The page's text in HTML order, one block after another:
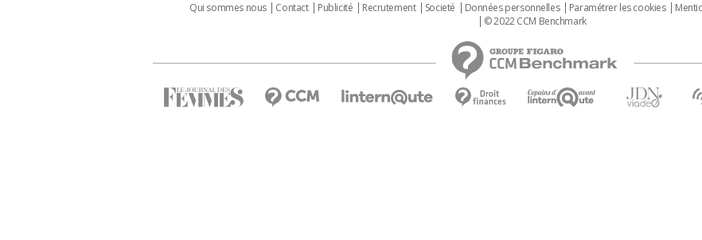
Qui sommes nous Contact Publicité Recrutement Societé Données personnelles Paramétrer les cookies
© 2022 CCM Benchmark